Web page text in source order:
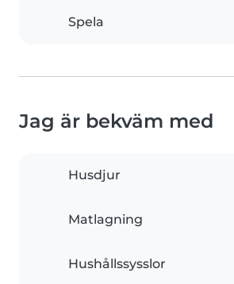
Spela
Jag är bekväm med
Husdjur
Matlagning
Hushållssysslor